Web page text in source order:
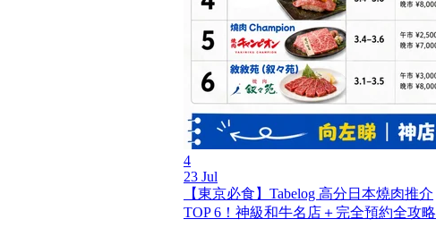
4
23 Jul
【東京必食】Tabelog 高分日本燒肉推介
TOP 6！神級和牛名店＋完全預約全攻略